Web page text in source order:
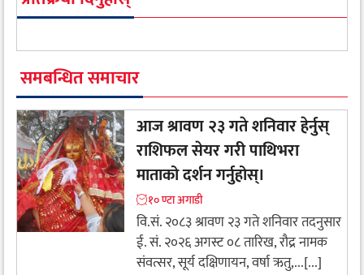
समबन्धित समाचार
आज श्रावण २३ गते शनिवार हेर्नुस्
राशिफल सेयर गरी पाथिभरा
माताको दर्शन गर्नुहोस्।
१० ण्टा अगाडी
वि.सं. २०८३ श्रावण २३ गते शनिवार तदनुसार
ई. सं. २०२६ अगस्ट ०८ तारिख, रौद्र नामक
संवत्सर, सूर्य दक्षिणायन, वर्षा ऋतु,...[...]